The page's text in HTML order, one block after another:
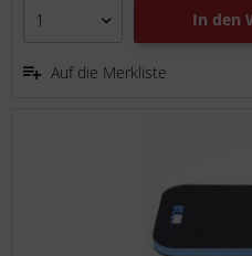
In den
Auf die Merkliste